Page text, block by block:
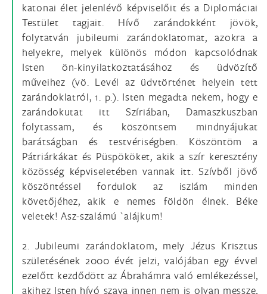
katonai élet jelenlévő képviselőit és a Diplomáciai
Testület tagjait. Hívő zarándokként jövök,
folytatván jubileumi zarándoklatomat, azokra a
helyekre, melyek különös módon kapcsolódnak
Isten ön-kinyilatkoztatásához és üdvözítő
műveihez (vö. Levél az üdvtörténet helyein tett
zarándoklatról, 1. p.). Isten megadta nekem, hogy e
zarándokutat itt Szíriában, Damaszkuszban
folytassam, és köszöntsem mindnyájukat
barátságban és testvériségben. Köszöntöm a
Pátriárkákat és Püspököket, akik a szír keresztény
közösség képviseletében vannak itt. Szívből jövő
köszöntéssel fordulok az iszlám minden
követőjéhez, akik e nemes földön élnek. Béke
veletek! Asz-szalámú `alájkum!
2. Jubileumi zarándoklatom, mely Jézus Krisztus
születésének 2000 évét jelzi, valójában egy évvel
ezelőtt kezdődött az Ábrahámra való emlékezéssel,
akihez Isten hívó szava innen nem is olyan messze,